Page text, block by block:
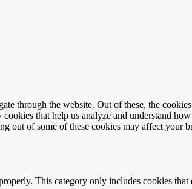
through the website. Out of these, the
that help us analyze and understand
out of some of these cookies may affect your
This category only includes cookies